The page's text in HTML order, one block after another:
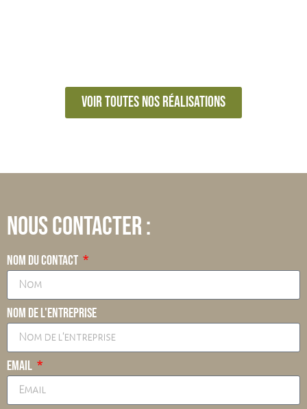
Voir toutes nos réalisations
Nous contacter :
Nom du contact
Nom de l'entreprise
Email